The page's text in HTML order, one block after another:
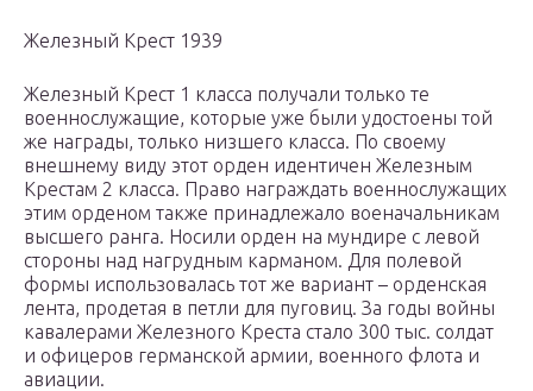
Железный Крест 1939
Железный Крест 1 класса получали только те
военнослужащие, которые уже были удостоены той
же награды, только низшего класса. По своему
внешнему виду этот орден идентичен Железным
Крестам 2 класса. Право награждать военнослужащих
этим орденом также принадлежало военачальникам
высшего ранга. Носили орден на мундире с левой
стороны над нагрудным карманом. Для полевой
формы использовалась тот же вариант – орденская
лента, продетая в петли для пуговиц. За годы войны
кавалерами Железного Креста стало 300 тыс. солдат
и офицеров германской армии, военного флота и
авиации.